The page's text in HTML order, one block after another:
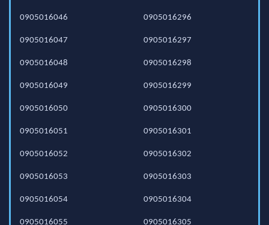
0905016046
0905016047
0905016048
0905016049
0905016050
0905016051
0905016052
0905016053
0905016054
0905016055
0905016296
0905016297
0905016298
0905016299
0905016300
0905016301
0905016302
0905016303
0905016304
0905016305